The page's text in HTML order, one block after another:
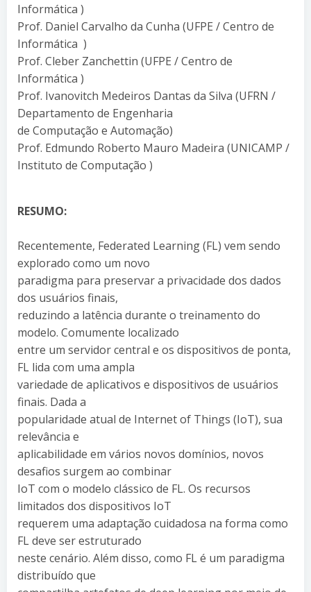
Informática )
Prof. Daniel Carvalho da Cunha (UFPE / Centro de
Informática )
Prof. Cleber Zanchettin (UFPE / Centro de
Informática )
Prof. Ivanovitch Medeiros Dantas da Silva (UFRN /
Departamento de Engenharia
de Computação e Automação)
Prof. Edmundo Roberto Mauro Madeira (UNICAMP /
Instituto de Computação )
RESUMO:
Recentemente, Federated Learning (FL) vem sendo
explorado como um novo
paradigma para preservar a privacidade dos dados
dos usuários finais,
reduzindo a latência durante o treinamento do
modelo. Comumente localizado
entre um servidor central e os dispositivos de ponta,
FL lida com uma ampla
variedade de aplicativos e dispositivos de usuários
finais. Dada a
popularidade atual de Internet of Things (IoT), sua
relevância e
aplicabilidade em vários novos domínios, novos
desafios surgem ao combinar
IoT com o modelo clássico de FL. Os recursos
limitados dos dispositivos IoT
requerem uma adaptação cuidadosa na forma como
FL deve ser estruturado
neste cenário. Além disso, como FL é um paradigma
distribuído que